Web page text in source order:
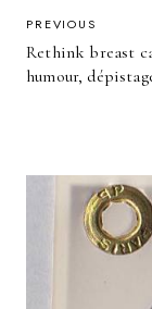
POST
PREVIOUS
Rethink breast
humour,